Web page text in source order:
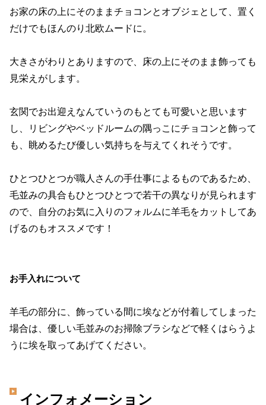
お家の床の上にそのままチョコンとオブジェとして、置く
だけでもほんのり北欧ムードに。
大きさがわりとありますので、床の上にそのまま飾っても
見栄えがします。
玄関でお出迎えなんていうのもとても可愛いと思います
し、リビングやベッドルームの隅っこにチョコンと飾って
も、眺めるたび優しい気持ちを与えてくれそうです。
ひとつひとつが職人さんの手仕事によるものであるため、
毛並みの具合もひとつひとつで若干の異なりが見られます
ので、自分のお気に入りのフォルムに羊毛をカットしてあ
げるのもオススメです！
お手入れについて
羊毛の部分に、飾っている間に埃などが付着してしまった
場合は、優しい毛並みのお掃除ブラシなどで軽くはらうよ
うに埃を取ってあげてください。
インフォメーション